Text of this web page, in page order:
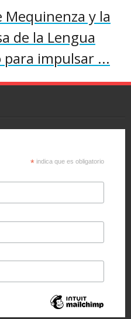
y la
de la Lengua
impulsar ...
* indica que es obligatorio